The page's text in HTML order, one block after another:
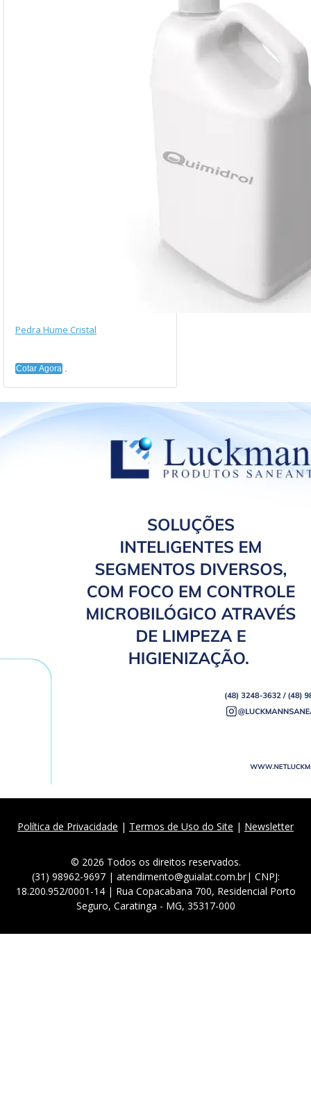
Pedra Hume Cristal
Cotar Agora
Política de Privacidade | Termos de Uso do Site | Newsletter
© 2026 Todos os direitos reservados.
(31) 98962-9697 | atendimento@guialat.com.br| CNPJ:
18.200.952/0001-14 | Rua Copacabana 700, Residencial Porto
Seguro, Caratinga - MG, 35317-000